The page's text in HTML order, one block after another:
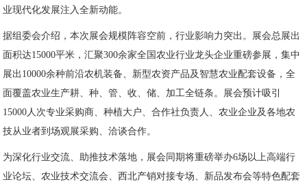
业现代化发展注入全新动能。
据组委会介绍，本次展会规模阵容空前，行业影响力突出。展会总展出
面积达15000平米，汇聚300余家全国农业行业龙头企业重磅参展，集中
展出10000余种前沿农机装备、新型农资产品及智慧农业配套设备，全
面覆盖农业生产耕、种、管、收、储、加工全链条。展会预计吸引
15000人次专业采购商、种植大户、合作社负责人、农业企业及各地农
技从业者到场观展采购、洽谈合作。
为深化行业交流、助推技术落地，展会同期将重磅举办6场以上高端行
业论坛、农业技术交流会、西北产销对接专场、新品发布会等特色配套